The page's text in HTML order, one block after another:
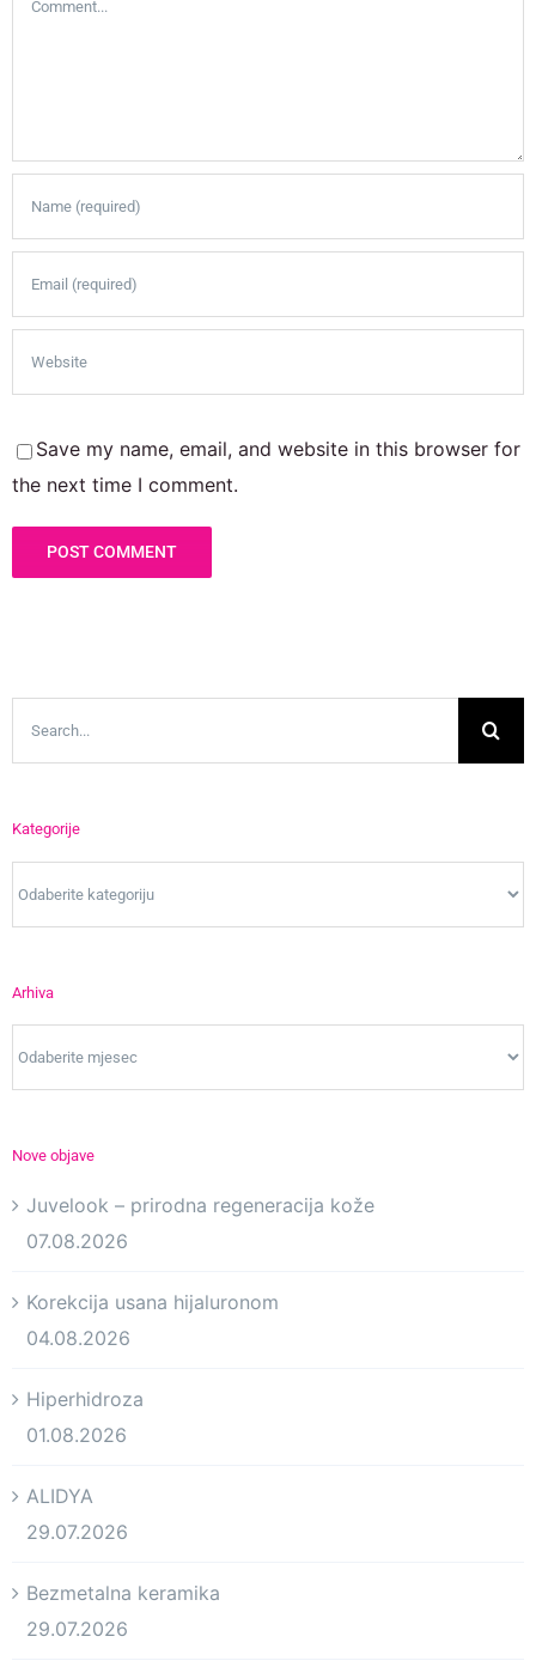
Save my name, email, and website in this browser for
the next time I comment.
Kategorije
Arhiva
Nove objave
Juvelook – prirodna regeneracija kože
07.08.2026
Korekcija usana hijaluronom
04.08.2026
Hiperhidroza
01.08.2026
ALIDYA
29.07.2026
Bezmetalna keramika
29.07.2026